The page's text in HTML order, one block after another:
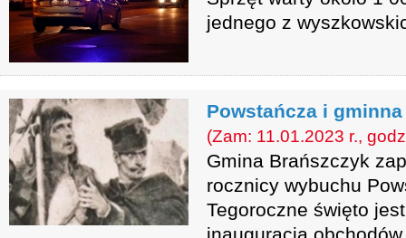
jednego z
Powstańcza i
(Zam: 11.01.2023 r.,
Gmina Brańszczyk
rocznicy wybuchu
Tegoroczne święto